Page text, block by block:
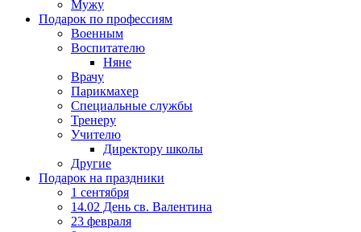
Мужу
Подарок по профессиям
Военным
Воспитателю
Няне
Врачу
Парикмахер
Специальные службы
Тренеру
Учителю
Директору школы
Другие
Подарок на праздники
1 сентября
14.02 День св. Валентина
23 февраля